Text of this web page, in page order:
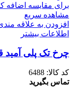
برای مقایسه اضافه
مشاهده سریع
افزودن به علاقه
اطلاعات بیشتر
چرخ تک پلی آمید قرمز
کد کالا: 6488
تماس بگیرید